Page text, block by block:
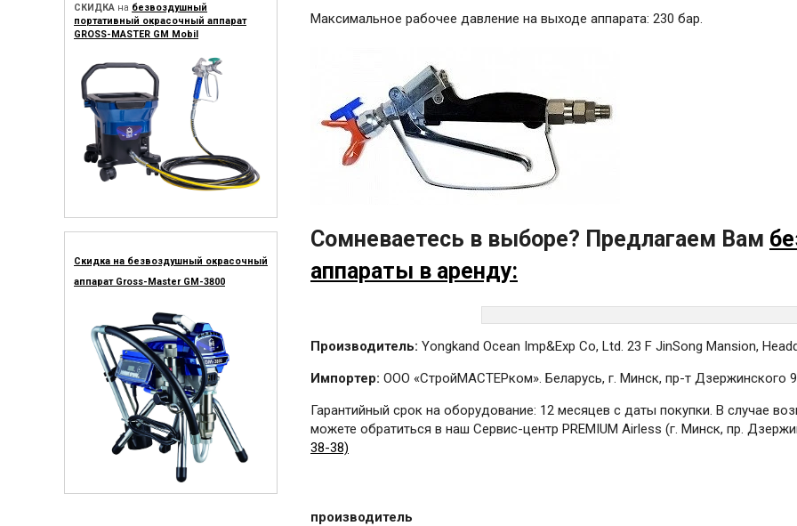
СКИДКА на безвоздушный
портативный окрасочный аппарат
GROSS-MASTER GM Mobil
Скидка на безвоздушный окрасочный
аппарат Gross-Master GM-3800
Максимальное рабочее давление на выходе аппарата: 230 бар.
Сомневаетесь в выборе? Предлагаем Вам
аппараты в аренду:
Производитель: Yongkand Ocean Imp&Exp Co, Ltd. 23 F JinSong Mansion,
Импортер: ООО «СтройМАСТЕРком». Беларусь, г. Минск, пр-т Дзержинского
Гарантийный срок на оборудование: 12 месяцев с даты покупки. В случае
можете обратиться в наш Сервис-центр PREMIUM Airless (г. Минск, пр.
38-38)
производитель